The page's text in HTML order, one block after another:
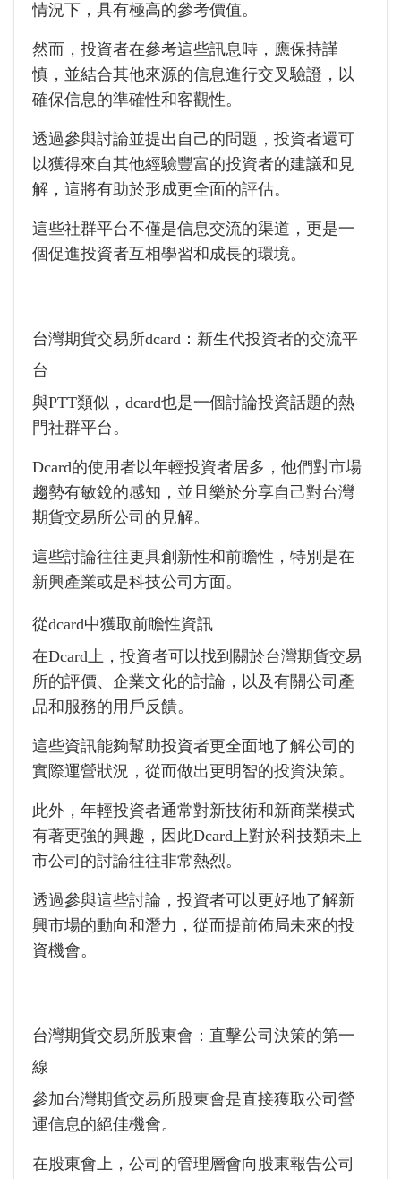
情況下，具有極高的參考價值。
然而，投資者在參考這些訊息時，應保持謹
慎，並結合其他來源的信息進行交叉驗證，以
確保信息的準確性和客觀性。
透過參與討論並提出自己的問題，投資者還可
以獲得來自其他經驗豐富的投資者的建議和見
解，這將有助於形成更全面的評估。
這些社群平台不僅是信息交流的渠道，更是一
個促進投資者互相學習和成長的環境。
台灣期貨交易所dcard：新生代投資者的交流平
台
與PTT類似，dcard也是一個討論投資話題的熱
門社群平台。
Dcard的使用者以年輕投資者居多，他們對市場
趨勢有敏銳的感知，並且樂於分享自己對台灣
期貨交易所公司的見解。
這些討論往往更具創新性和前瞻性，特別是在
新興產業或是科技公司方面。
從dcard中獲取前瞻性資訊
在Dcard上，投資者可以找到關於台灣期貨交易
所的評價、企業文化的討論，以及有關公司產
品和服務的用戶反饋。
這些資訊能夠幫助投資者更全面地了解公司的
實際運營狀況，從而做出更明智的投資決策。
此外，年輕投資者通常對新技術和新商業模式
有著更強的興趣，因此Dcard上對於科技類未上
市公司的討論往往非常熱烈。
透過參與這些討論，投資者可以更好地了解新
興市場的動向和潛力，從而提前佈局未來的投
資機會。
台灣期貨交易所股東會：直擊公司決策的第一
線
參加台灣期貨交易所股東會是直接獲取公司營
運信息的絕佳機會。
在股東會上，公司的管理層會向股東報告公司